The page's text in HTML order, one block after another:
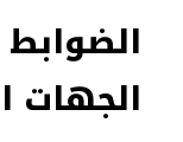
الجهات